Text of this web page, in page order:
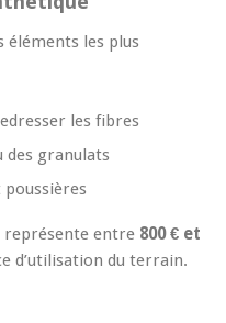
éléments les plus
les fibres
des granulats
représente entre 800 € et
d’utilisation du terrain.